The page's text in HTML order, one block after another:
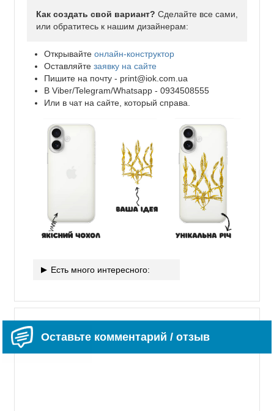
Как создать свой вариант? Сделайте все сами,
или обратитесь к нашим дизайнерам:
Открывайте онлайн-конструктор
Оставляйте заявку на сайте
Пишите на почту - print@iok.com.ua
В Viber/Telegram/Whatsapp - 0934508555
Или в чат на сайте, который справа.
Есть много интересного:
Оставьте комментарий / отзыв